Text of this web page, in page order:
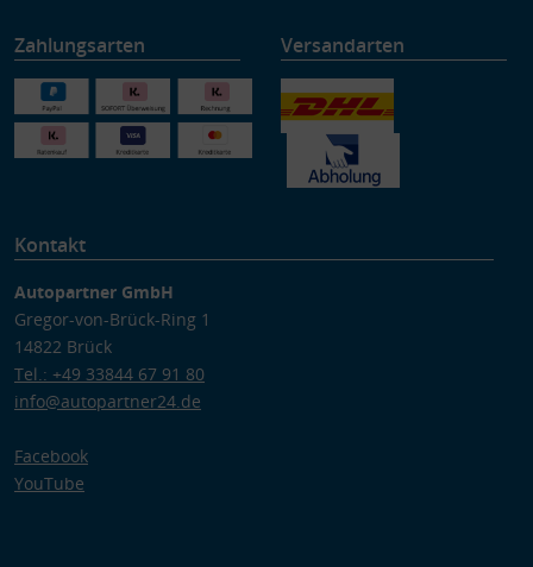
Zahlungsarten Versandarten
Kontakt
Autopartner GmbH
Gregor-von-Brück-Ring 1
14822 Brück
Tel.: +49 33844 67 91 80
info@autopartner24.de
Facebook
YouTube